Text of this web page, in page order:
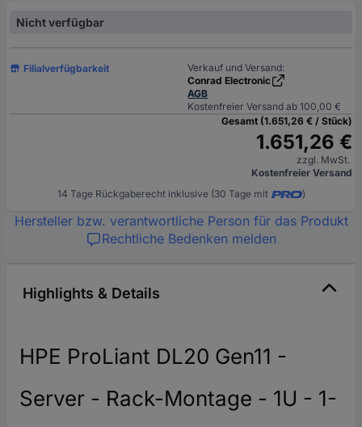
Nicht verfügbar
Filialverfügbarkeit
Verkauf und Versand:
Conrad Electronic
AGB
Kostenfreier Versand ab 100,00 €
Gesamt (1.651,26 € / Stück)
1.651,26 €
zzgl. MwSt.
Kostenfreier Versand
14 Tage Rückgaberecht inklusive (30 Tage mit
)
Hersteller bzw. verantwortliche Person für das Produkt
Rechtliche Bedenken melden
Highlights & Details
HPE ProLiant DL20 Gen11 -
Server - Rack-Montage - 1U - 1-